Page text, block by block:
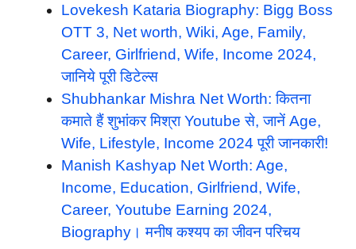
Lovekesh Kataria Biography: Bigg Boss
OTT 3, Net worth, Wiki, Age, Family,
Career, Girlfriend, Wife, Income 2024,
जानिये पूरी डिटेल्स
Shubhankar Mishra Net Worth: कितना
कमाते हैं शुभांकर मिश्रा Youtube से, जानें Age,
Wife, Lifestyle, Income 2024 पूरी जानकारी!
Manish Kashyap Net Worth: Age,
Income, Education, Girlfriend, Wife,
Career, Youtube Earning 2024,
Biography। मनीष कश्यप का जीवन परिचय